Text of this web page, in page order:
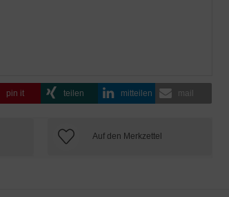
pin it teilen mitteilen mail